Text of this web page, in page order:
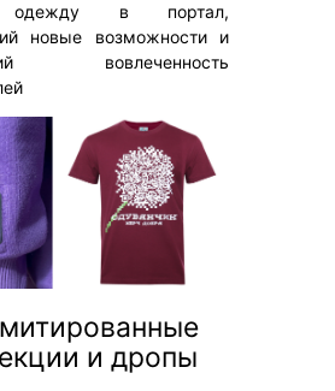
одежду в портал,
новые возможности и
вовлеченность
и дропы